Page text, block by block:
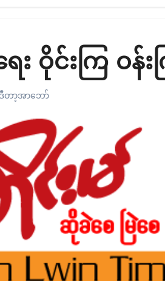
း ဝိုင်းကြ ဝ
ာ့အာဘော်